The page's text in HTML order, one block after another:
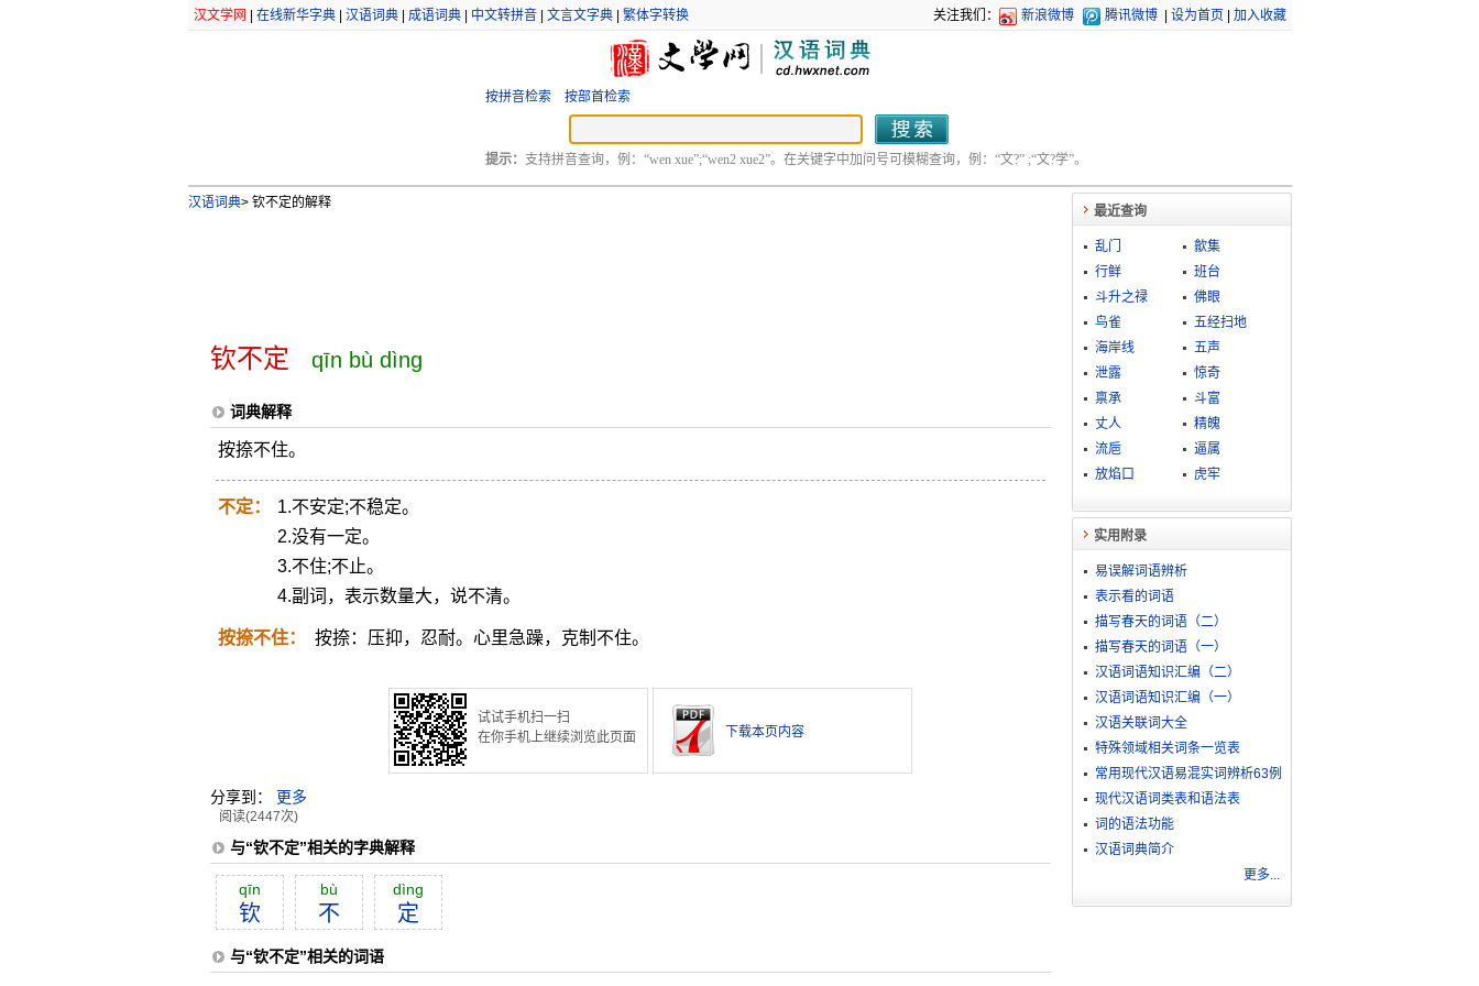
汉文学网 在线新华字典| 汉语词典| 成语词典| 中文转拼音| 文言文字典| 繁体字转换 关注我们： 新浪微博 腾讯微博 设为首页 加入收藏
按拼音检索 按部首检索
提示： 支持拼音查询，例：“wen xue”;“wen2 xue2”。在关键字中加问号可模糊查询，例：“文?” ;“文?学”。
汉语词典>钦不定的解释
钦不定 qīn bù dìng
词典解释
按捺不住。
不定：
1.不安定;不稳定。
2.没有一定。
3.不住;不止。
4.副词，表示数量大，说不清。
按捺不住： 按捺：压抑，忍耐。心里急躁，克制不住。
试试手机扫一扫
在你手机上继续浏览此页面
下载本页内容
分享到： 更多
阅读(2447次)
与“钦不定”相关的字典解释
qīn
钦
bù
不
dìng
定
与“钦不定”相关的词语
最近查询
乱门
歙集
行鲜
班台
斗升之禄
佛眼
鸟雀
五经扫地
海岸线
五声
泄露
惊奇
禀承
斗富
丈人
精魄
流巵
逼属
放焰口
虎牢
实用附录
易误解词语辨析
表示看的词语
描写春天的词语（二）
描写春天的词语（一）
汉语词语知识汇编（二）
汉语词语知识汇编（一）
汉语关联词大全
特殊领域相关词条一览表
常用现代汉语易混实词辨析63例
现代汉语词类表和语法表
词的语法功能
汉语词典简介
更多...